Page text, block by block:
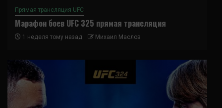
Прямая трансляция UFC
Марафон боев UFC 325 прямая трансляция
1 неделя тому назад Михаил Маслов